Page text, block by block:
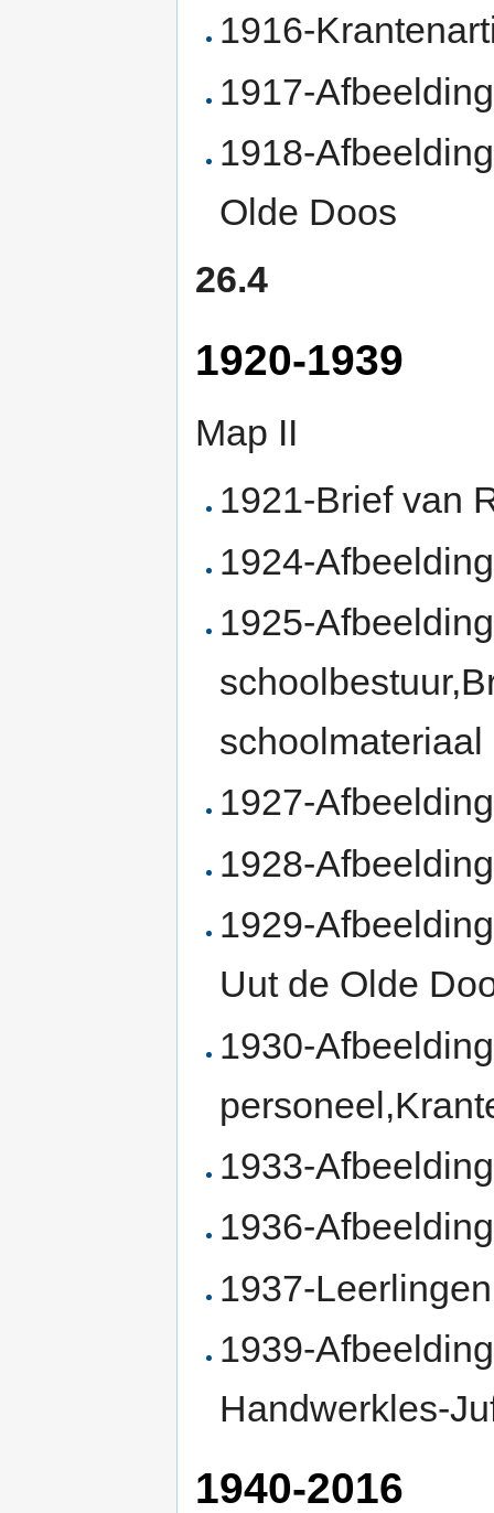
1916-
1917-
1918-
Olde Doos
26.4
1920-1939
Map II
1921-Brief van
1924-
1925-
schoolmateriaal
1927-
1928-
1929-
Uut de Olde
1930-
1933-
1936-
1937-Leerlingen
1939-
Handwerkles-
1940-2016